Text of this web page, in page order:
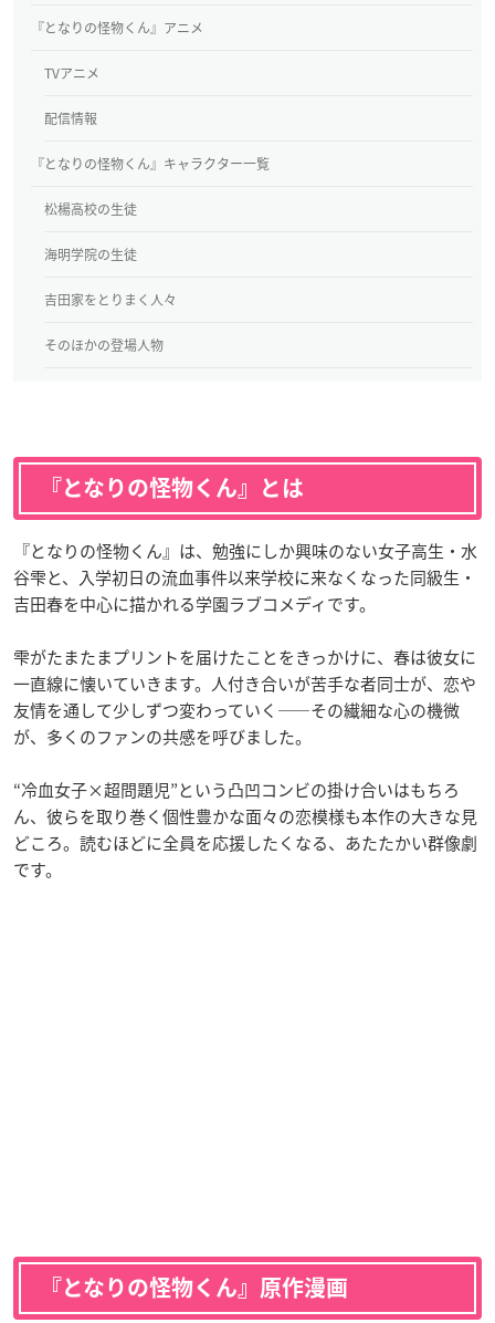
『となりの怪物くん』アニメ
TVアニメ
配信情報
『となりの怪物くん』キャラクター一覧
松楊高校の生徒
海明学院の生徒
吉田家をとりまく人々
そのほかの登場人物
『となりの怪物くん』とは
『となりの怪物くん』は、勉強にしか興味のない女子高生・水
谷雫と、入学初日の流血事件以来学校に来なくなった同級生・
吉田春を中心に描かれる学園ラブコメディです。
雫がたまたまプリントを届けたことをきっかけに、春は彼女に
一直線に懐いていきます。人付き合いが苦手な者同士が、恋や
友情を通して少しずつ変わっていく——その繊細な心の機微
が、多くのファンの共感を呼びました。
“冷血女子×超問題児”という凸凹コンビの掛け合いはもちろ
ん、彼らを取り巻く個性豊かな面々の恋模様も本作の大きな見
どころ。読むほどに全員を応援したくなる、あたたかい群像劇
です。
『となりの怪物くん』原作漫画